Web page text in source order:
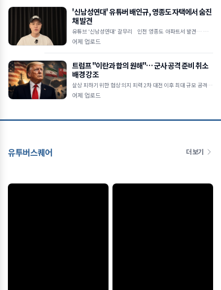
'신남성연대' 유튜버 배인규, 영종도 자택에서 숨진
채 발견
유튜브 '신남성연대' 갈무리 인천 영종도 아파트서 발견… 타살
혐의점 없어 반페미니즘·정치 현안 집회 주도했던 유튜버 우울증
어제 업로드
트럼프 "이란과 합의 원해"… 군사 공격 준비 취소
배경 강조
살상 피하기 위한 협상 의지 피력 2차 대전 이후 최대 규모 공격 준
비 주장 호르무즈 해협 안전 항로 이란·오만 합의 임박 ■ 트럼프,
어제 업로드
유투버스퀘어 더 보기